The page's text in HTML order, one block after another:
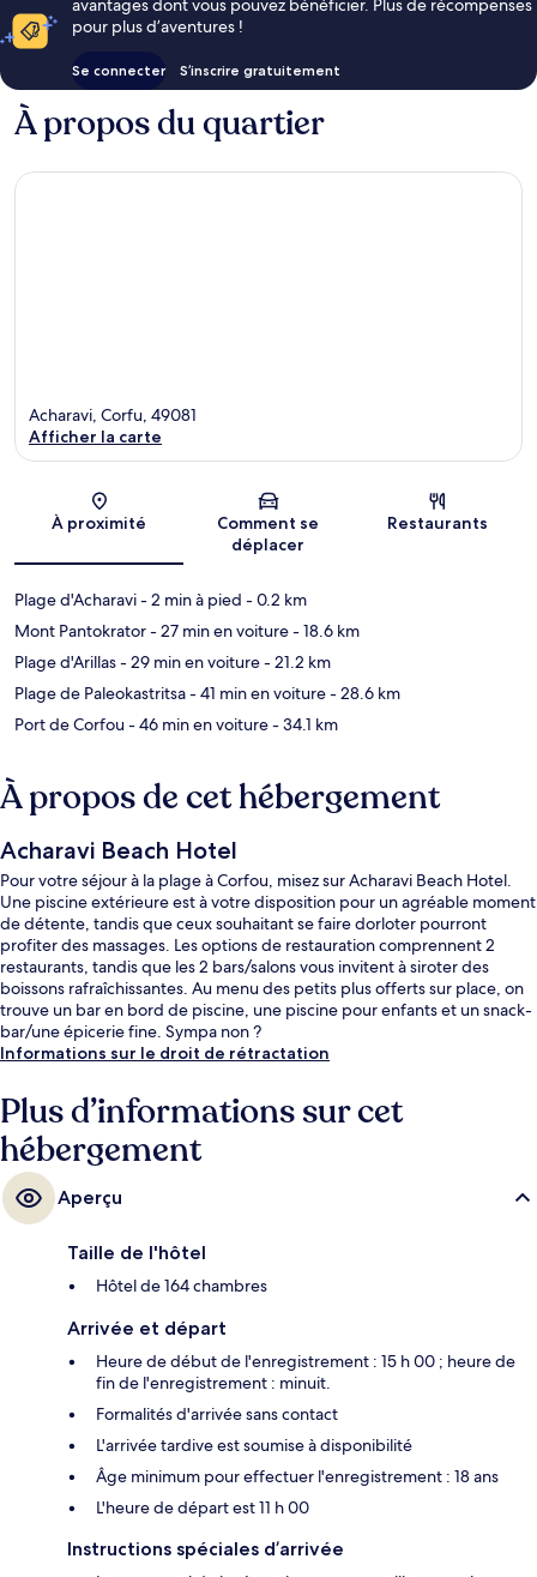
avantages dont vous pouvez bénéficier. Plus de récompenses
pour plus d’aventures !
Se connecter S’inscrire gratuitement
À propos du quartier
Carte
Acharavi, Corfu, 49081
Afficher la carte
À proximité
Comment se
déplacer
Restaurants
Plage d'Acharavi- 2 min à pied - 0.2 km
Mont Pantokrator- 27 min en voiture- 18.6 km
Plage d'Arillas- 29 min en voiture- 21.2 km
Plage de Paleokastritsa- 41 min en voiture- 28.6 km
Port de Corfou- 46 min en voiture- 34.1 km
À propos de cet hébergement
Acharavi Beach Hotel
Pour votre séjour à la plage à Corfou, misez sur Acharavi Beach Hotel.
Une piscine extérieure est à votre disposition pour un agréable moment
de détente, tandis que ceux souhaitant se faire dorloter pourront
profiter des massages. Les options de restauration comprennent 2
restaurants, tandis que les 2 bars/salons vous invitent à siroter des
boissons rafraîchissantes. Au menu des petits plus offerts sur place, on
trouve un bar en bord de piscine, une piscine pour enfants et un snack-
bar/une épicerie fine. Sympa non ?
Informations sur le droit de rétractation
Plus d’informations sur cet
hébergement
Aperçu
Taille de l'hôtel
Hôtel de 164 chambres
Arrivée et départ
Heure de début de l'enregistrement : 15 h 00 ; heure de
fin de l'enregistrement : minuit.
Formalités d'arrivée sans contact
L'arrivée tardive est soumise à disponibilité
Âge minimum pour effectuer l'enregistrement : 18 ans
L'heure de départ est 11 h 00
Instructions spéciales d’arrivée